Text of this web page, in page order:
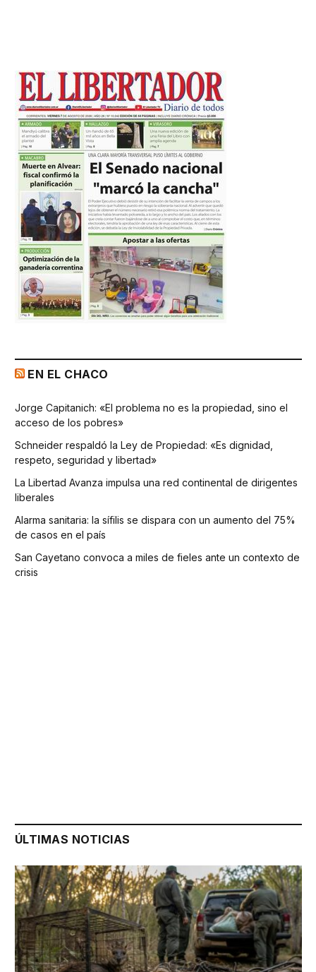
EN EL CHACO
Jorge Capitanich: «El problema no es la propiedad, sino el
acceso de los pobres»
Schneider respaldó la Ley de Propiedad: «Es dignidad,
respeto, seguridad y libertad»
La Libertad Avanza impulsa una red continental de dirigentes
liberales
Alarma sanitaria: la sífilis se dispara con un aumento del 75%
de casos en el país
San Cayetano convoca a miles de fieles ante un contexto de
crisis
ÚLTIMAS NOTICIAS